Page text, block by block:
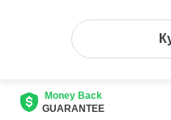
Money Back
GUARANTEE